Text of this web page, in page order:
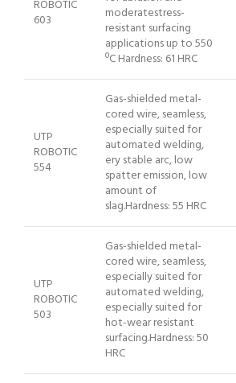
ROBOTIC
603
moderatestress-
resistant surfacing
applications up to 550
ºC Hardness: 61 HRC
UTP
ROBOTIC
554
Gas-shielded metal-
cored wire, seamless,
especially suited for
automated welding,
ery stable arc, low
spatter emission, low
amount of
slag.Hardness: 55 HRC
UTP
ROBOTIC
503
Gas-shielded metal-
cored wire, seamless,
especially suited for
automated welding,
especially suited for
hot-wear resistant
surfacing.Hardness: 50
HRC